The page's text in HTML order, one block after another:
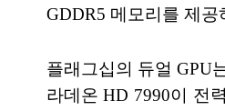
GDDR5 메모리를 제
플래그십의 듀얼 GPU
라데온 HD 7990이 전